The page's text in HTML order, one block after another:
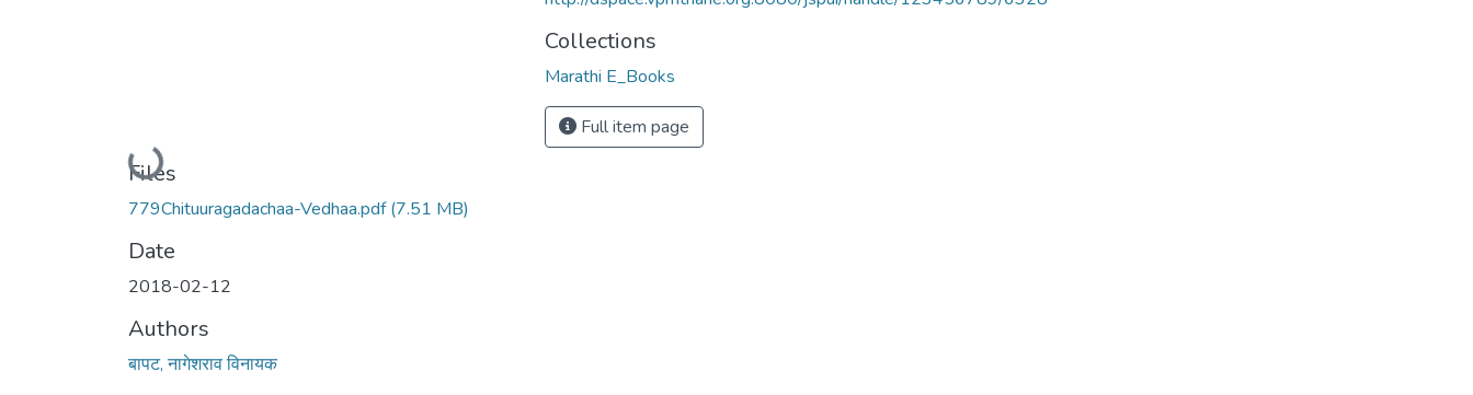
Loading...
Files
779Chituuragadachaa-Vedhaa.pdf(7.51 MB)
Date
2018-02-12
Authors
बापट, नागेशराव विनायक
Collections
Marathi E_Books
Full item page